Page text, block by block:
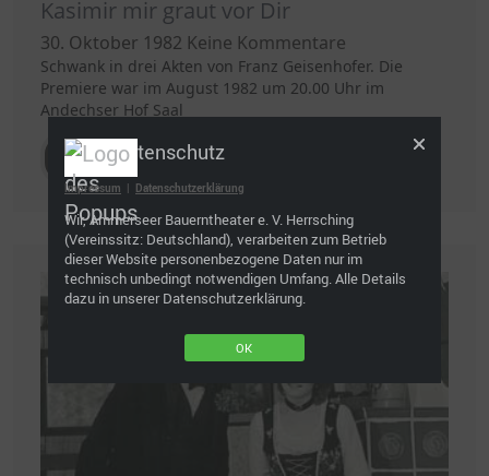
Kasimir mir graut vor Dir
30. Oktober 1982 Keine Kommentare
Schwank in drei Akten von Franz Geisenhofer. Die
Premiere war im August 1982 um 20.00 Uhr im
Andechser Hof Saal
mehr Infos »
Datenschutz
Impressum | Datenschutzerklärung
Wir, Ammerseer Bauerntheater e. V. Herrsching
(Vereinssitz: Deutschland), verarbeiten zum Betrieb
dieser Website personenbezogene Daten nur im
technisch unbedingt notwendigen Umfang. Alle Details
dazu in unserer Datenschutzerklärung.
OK